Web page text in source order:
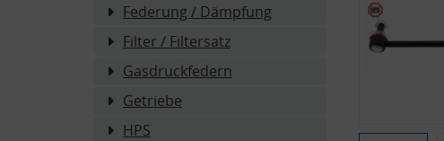
Federung / Dämpfung
Filter / Filtersatz
Gasdruckfedern
Getriebe
HPS